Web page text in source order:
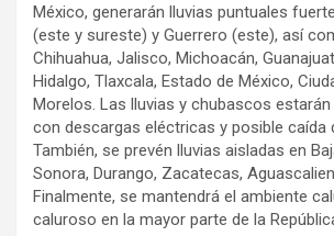
México, generarán lluvias puntuales
(este y sureste) y Guerrero (este), así
Chihuahua, Jalisco, Michoacán,
Hidalgo, Tlaxcala, Estado de México,
Morelos. Las lluvias y chubascos
con descargas eléctricas y posible caída
También, se prevén lluvias aisladas en
Sonora, Durango, Zacatecas,
Finalmente, se mantendrá el ambiente
caluroso en la mayor parte de la